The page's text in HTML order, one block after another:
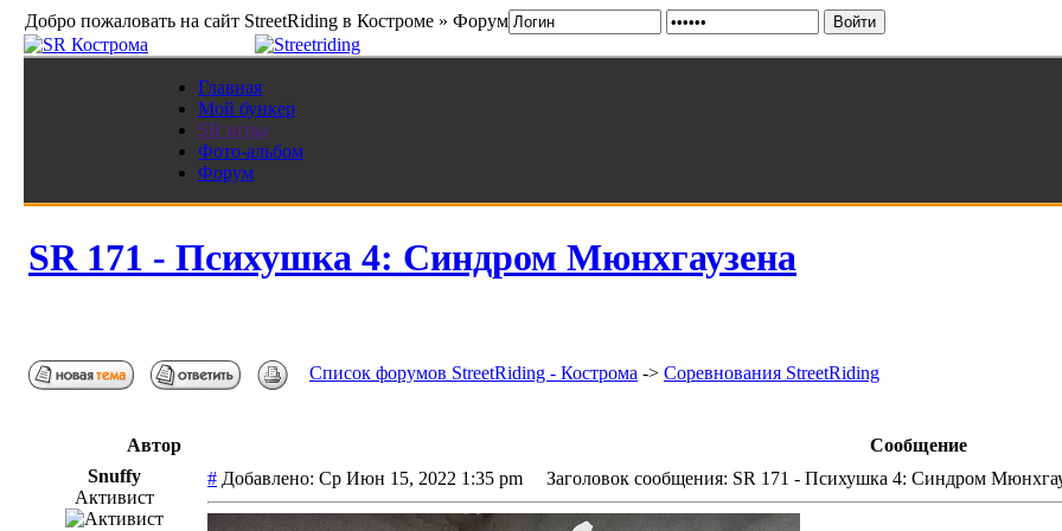
Добро пожаловать на сайт StreetRiding в Костроме » Форум
Главная
Мой бункер
SR игры
Фото-альбом
Форум
SR 171 - Психушка 4: Синдром Мюнхгаузена
Список форумов StreetRiding - Кострома -> Соревнования StreetRiding
Автор
Сообщение
Snuffy
Активист
# Добавлено: Ср Июн 15, 2022 1:35 pm Заголовок сообщения: SR 171 - Психушка 4: Синдром